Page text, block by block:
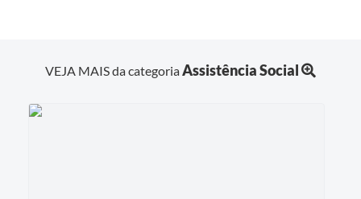
VEJA MAIS da categoriaAssistência Social